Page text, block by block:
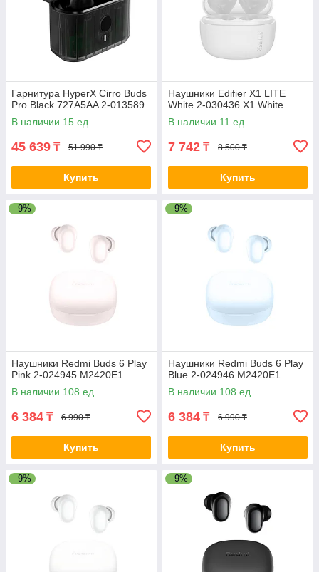
Гарнитура HyperX Cirro Buds
Pro Black 727A5AA 2-013589
В наличии 15 ед.
45 639 ₸ 51 990 ₸
Купить
Наушники Edifier X1 LITE
White 2-030436 X1 White
В наличии 11 ед.
7 742 ₸ 8 500 ₸
Купить
–9%
Наушники Redmi Buds 6 Play
Pink 2-024945 M2420E1
В наличии 108 ед.
6 384 ₸ 6 990 ₸
Купить
–9%
Наушники Redmi Buds 6 Play
Blue 2-024946 M2420E1
В наличии 108 ед.
6 384 ₸ 6 990 ₸
Купить
–9% –9%